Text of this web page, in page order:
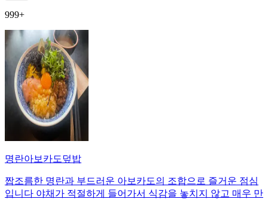
999+
명란아보카도덮밥
짭조름한 명란과 부드러운 아보카도의 조합으로 즐거운 점심
입니다 야채가 적절하게 들어가서 식감을 놓치지 않고 매우 만